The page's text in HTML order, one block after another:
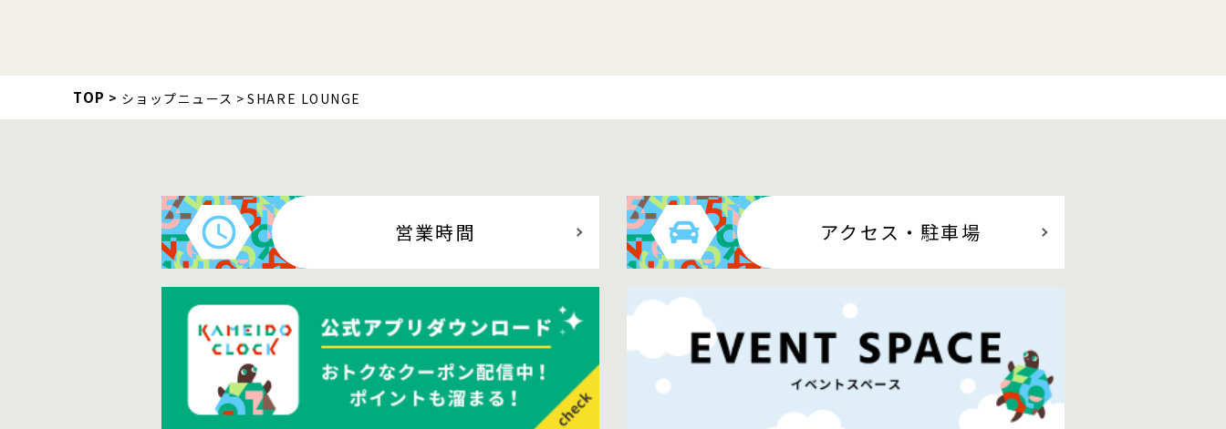
TOP ショップニュース SHARE LOUNGE
営業時間 アクセス ・駐車場